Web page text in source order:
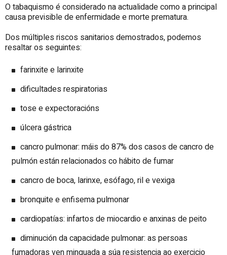
O tabaquismo é considerado na actualidade como a principal
causa previsible de enfermidade e morte prematura.
Dos múltiples riscos sanitarios demostrados, podemos
resaltar os seguintes:
farinxite e larinxite
dificultades respiratorias
tose e expectoracións
úlcera gástrica
cancro pulmonar: máis do 87% dos casos de cancro de
pulmón están relacionados co hábito de fumar
cancro de boca, larinxe, esófago, ril e vexiga
bronquite e enfisema pulmonar
cardiopatías: infartos de miocardio e anxinas de peito
diminución da capacidade pulmonar: as persoas
fumadoras ven minguada a súa resistencia ao exercicio